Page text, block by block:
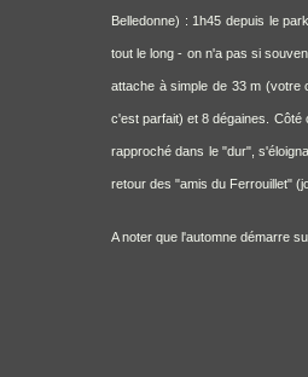
Belledonne) : 1h45 depuis le
tout le long - on n'a pas si
attache à simple de 33 m (votre
c'est parfait) et 8 dégaines. Côté
rapproché dans le "dur",
retour des "amis du Ferrouillet"
A noter que l'automne démarre